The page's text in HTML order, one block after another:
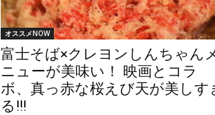
オススメNOW
富士そば×クレヨンしんちゃん
ニューが美味い！ 映画とコラ
ボ、真っ赤な桜えび天が美しす
る!!!